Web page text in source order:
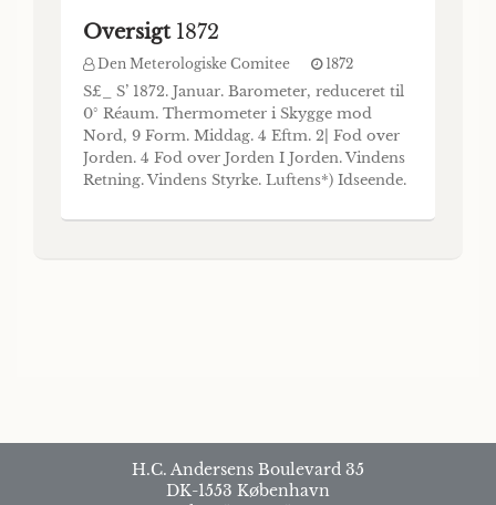
Oversigt 1872
Den Meterologiske Comitee 1872
S£_ S’ 1872. Januar. Barometer, reduceret til
0° Réaum. Thermometer i Skygge mod
Nord, 9 Form. Middag. 4 Eftm. 2| Fod over
Jorden. 4 Fod over Jorden I Jorden. Vindens
Retning. Vindens Styrke. Luftens*) Idseende.
Ilöiest. 6 6 )1N. MD. MN. 6 MD. 6 1 Fod j 2
H.C. Andersens Boulevard 35
DK-1553 København